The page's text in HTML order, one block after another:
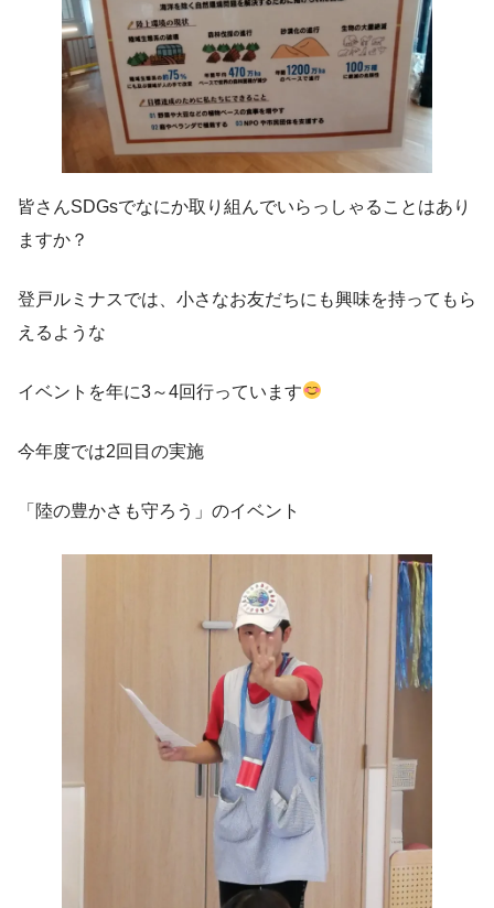
皆さんSDGsでなにか取り組んでいらっしゃることはあり
ますか？
登戸ルミナスでは、小さなお友だちにも興味を持ってもら
えるような
イベントを年に3～4回行っています
今年度では2回目の実施
「陸の豊かさも守ろう」のイベント